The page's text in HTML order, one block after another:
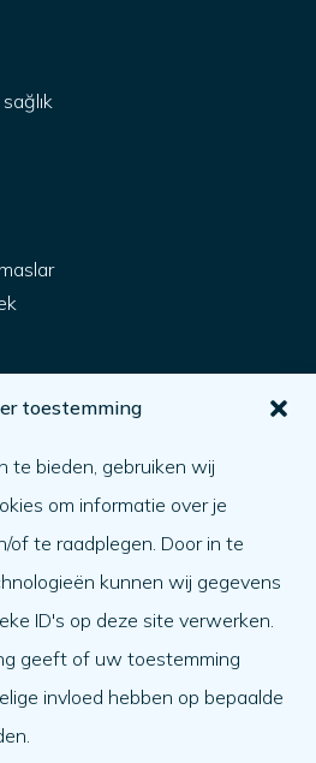
toestemming
te bieden, gebruiken wij
om informatie over je
of te raadplegen. Door in te
kunnen wij gegevens
ID's op deze site verwerken.
geeft of uw toestemming
invloed hebben op bepaalde